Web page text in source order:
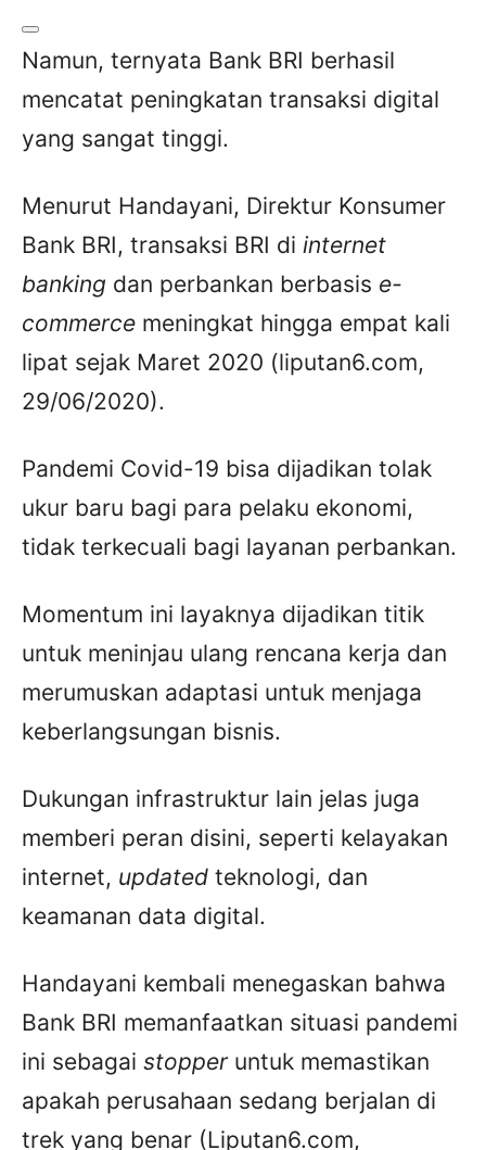
Namun, ternyata Bank BRI berhasil
mencatat peningkatan transaksi digital
yang sangat tinggi.
Menurut Handayani, Direktur Konsumer
Bank BRI, transaksi BRI di internet
banking dan perbankan berbasis e-
commerce meningkat hingga empat kali
lipat sejak Maret 2020 (liputan6.com,
29/06/2020).
Pandemi Covid-19 bisa dijadikan tolak
ukur baru bagi para pelaku ekonomi,
tidak terkecuali bagi layanan perbankan.
Momentum ini layaknya dijadikan titik
untuk meninjau ulang rencana kerja dan
merumuskan adaptasi untuk menjaga
keberlangsungan bisnis.
Dukungan infrastruktur lain jelas juga
memberi peran disini, seperti kelayakan
internet, updated teknologi, dan
keamanan data digital.
Handayani kembali menegaskan bahwa
Bank BRI memanfaatkan situasi pandemi
ini sebagai stopper untuk memastikan
apakah perusahaan sedang berjalan di
trek yang benar (Liputan6.com,